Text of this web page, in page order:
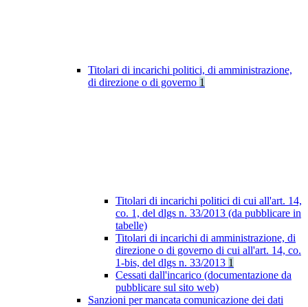
Titolari di incarichi politici, di amministrazione,
di direzione o di governo 1
Titolari di incarichi politici di cui all'art. 14,
co. 1, del dlgs n. 33/2013 (da pubblicare in
tabelle)
Titolari di incarichi di amministrazione, di
direzione o di governo di cui all'art. 14, co.
1-bis, del dlgs n. 33/2013 1
Cessati dall'incarico (documentazione da
pubblicare sul sito web)
Sanzioni per mancata comunicazione dei dati